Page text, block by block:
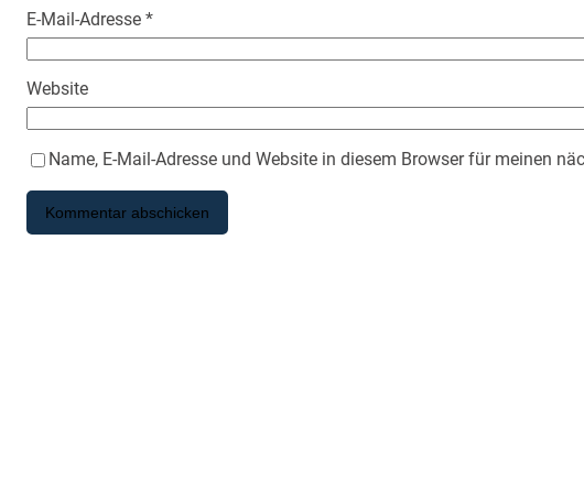
E-Mail-Adresse *
Website
Name, E-Mail-Adresse und Website in diesem Browser für meinen